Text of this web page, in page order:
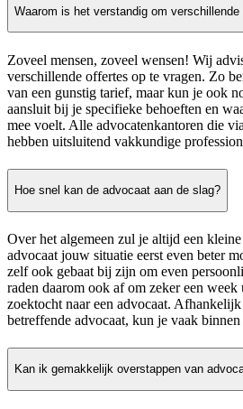
Waarom is het verstandig om
Zoveel mensen, zoveel wensen! Wij
verschillende offertes op te vragen. Zo
van een gunstig tarief, maar kun je ook
aansluit bij je specifieke behoeften en
mee voelt. Alle advocatenkantoren die
hebben uitsluitend vakkundige
Hoe snel kan de advocaat aan de slag?
Over het algemeen zul je altijd een
advocaat jouw situatie eerst even beter
zelf ook gebaat bij zijn om even
raden daarom ook af om zeker een
zoektocht naar een advocaat.
betreffende advocaat, kun je vaak
Kan ik gemakkelijk overstappen van